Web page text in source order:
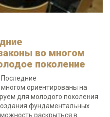
во многом
поколение
Последние
ориентированы на
для молодого поколения
фундаментальных
раскрыться в